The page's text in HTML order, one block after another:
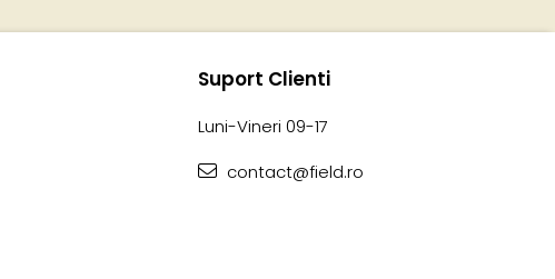
Suport Clienti
Luni-Vineri 09-17
contact@field.ro